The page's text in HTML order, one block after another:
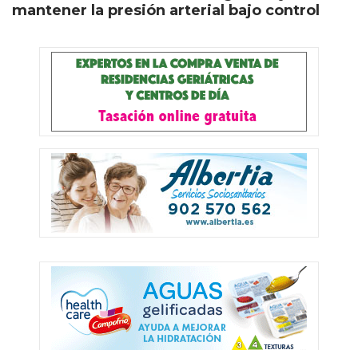
mantener la presión arterial bajo control